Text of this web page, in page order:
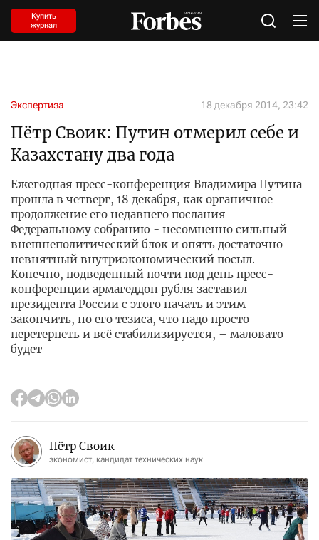
Купить
журнал
Экспертиза 18 декабря 2014, 23:42
Пётр Своик: Путин отмерил себе и
Казахстану два года
Ежегодная пресс-конференция Владимира Путина
прошла в четверг, 18 декабря, как органичное
продолжение его недавнего послания
Федеральному собранию - несомненно сильный
внешнеполитический блок и опять достаточно
невнятный внутриэкономический посыл.
Конечно, подведенный почти под день пресс-
конференции армагеддон рубля заставил
президента России с этого начать и этим
закончить, но его тезиса, что надо просто
перетерпеть и всё стабилизируется, – маловато
будет
Пётр Своик
экономист, кандидат технических наук